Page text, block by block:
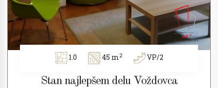
1.0 45 m2 VP/2
Stan najlepšem delu Voždovca